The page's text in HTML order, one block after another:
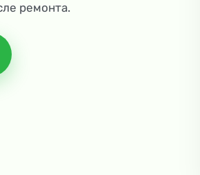
ремонта.